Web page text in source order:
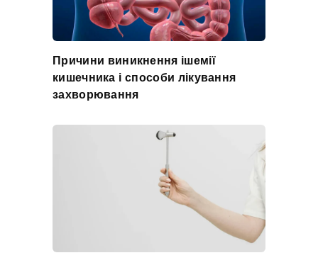
Причини виникнення ішемії
кишечника і способи лікування
захворювання